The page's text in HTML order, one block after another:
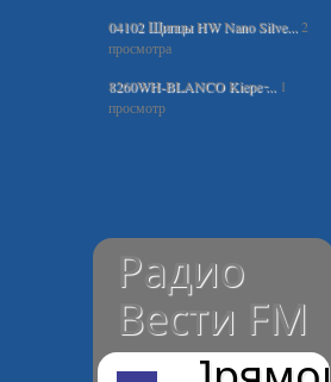
04102 Щипцы HW Nano Silve...2
просмотра
8260WH-BLANCO Kiepe ̵... 1
просмотр
Радио
Вести FM